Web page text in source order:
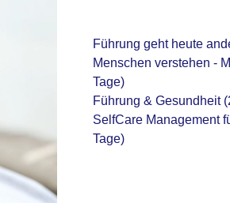
Führung geht heute
Menschen verstehen -
Tage)
Führung & Gesundheit
SelfCare Management
Tage)